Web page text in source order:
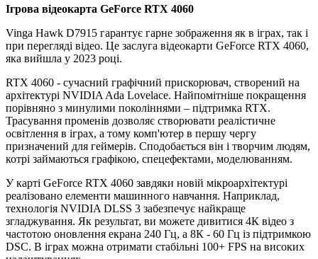
Ігрова відеокарта GeForce RTX 4060
Vinga Hawk D7915 гарантує гарне зображення як в іграх, так і
при перегляді відео. Це заслуга відеокарти GeForce RTX 4060,
яка вийшла у 2023 році.
RTX 4060 - сучасний графічний прискорювач, створений на
архітектурі NVIDIA Ada Lovelace. Найпомітніше покращення
порівняно з минулими поколіннями – підтримка RTX.
Трасування променів дозволяє створювати реалістичне
освітлення в іграх, а тому комп'ютер в першу чергу
призначений для геймерів. Сподобається він і творчим людям,
котрі займаються графікою, спецефектами, моделюванням.
У карті GeForce RTX 4060 завдяки новій мікроархітектурі
реалізовано елементи машинного навчання. Наприклад,
технологія NVIDIA DLSS 3 забезпечує найкраще
згладжування. Як результат, ви можете дивитися 4К відео з
частотою оновлення екрана 240 Гц, а 8К - 60 Гц із підтримкою
DSC. В іграх можна отримати стабільні 100+ FPS на високих